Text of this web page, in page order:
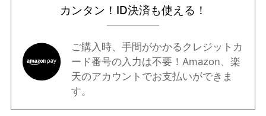
カンタン！ID決済も使える！
ご購入時、手間がかかるクレジットカ
ード番号の入力は不要！Amazon、楽
天のアカウントでお支払いができま
す。